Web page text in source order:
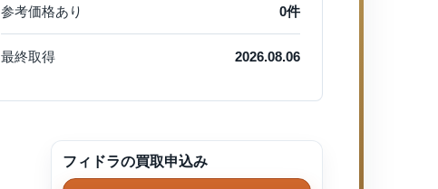
参考価格あり 0件
最終取得 2026.08.06
フィドラの買取申込み